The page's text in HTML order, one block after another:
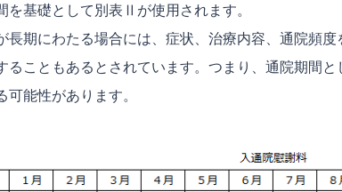
を基礎として別表Ⅱが使用されます。
期にわたる場合には、症状、治療内容、通院頻
ることもあるとされています。つまり、通院期間
可能性があります。